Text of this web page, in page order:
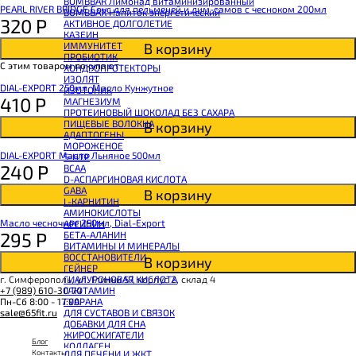
BOMBBAR Напиток энергетический
АКТИВНОЕ ДОЛГОЛЕТИЕ
КАЗЕИН
ИММУНИТЕТ
ПРОБИОТИК
ХОНДРОПРОТЕКТОРЫ
ИЗОЛЯТ
ИЗОТОНИК
МАГНЕЗИУМ
ПРОТЕИНОВЫЙ ШОКОЛАД БЕЗ САХАРА
ПИЩЕВЫЕ ВОЛОКНА
АДАПТОГЕНЫ
МОРОЖЕНОЕ
5-HTP
BCAA
D-АСПАРГИНОВАЯ КИСЛОТА
GABA
L-КАРНИТИН
АМИНОКИСЛОТЫ
АРГИНИН
БЕТА-АЛАНИН
ВИТАМИНЫ И МИНЕРАЛЫ
ВОССТАНОВИТЕЛИ
ГЕЙНЕР
ГИАЛУРОНОВАЯ КИСЛОТА
ГЛЮТАМИН
ГУАРАНА
ДЛЯ СУСТАВОВ И СВЯЗОК
ДОБАВКИ ДЛЯ СНА
ЖИРОСЖИГАТЕЛИ
КОЛЛАГЕН
ДЛЯ ПЕЧЕНИ И ЖКТ
PEARL RIVER BRIDGE Соус для пельменей и дим-самов с чесноком 200мл
320 Р
В корзину
С этим товаром покупают
DIAL-EXPORT 250мл. Масло Кунжутное
410 Р
В корзину
DIAL-EXPORT Масло Льняное 500мл
240 Р
В корзину
Масло чесночное 250мл, Dial-Export
295 Р
В корзину
г. Симферополь, ул. Глинки 57, корпус 2, склад 4
+7 (989) 610-30-74
Пн-Сб 8:00 - 17:00
sale@65fit.ru
Блог
Контакты